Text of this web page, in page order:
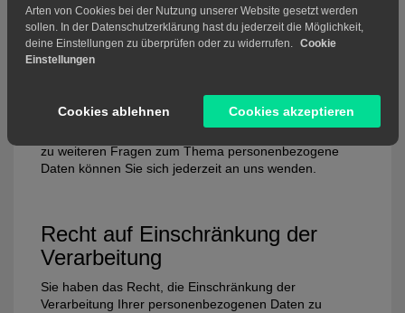
Berichtigung
Sie haben im Rahmen der geltenden gesetzlichen
Bestimmungen jederzeit das Recht auf unentgeltliche
Daten, deren Herkunft und Empfänger und den Zweck
der Datenverarbeitung und ggf. ein Recht auf
zu weiteren Fragen zum Thema personenbezogene
Daten können Sie sich jederzeit an uns wenden.
Recht auf Einschränkung der
Verarbeitung
Sie haben das Recht, die Einschränkung der
Verarbeitung Ihrer personenbezogenen Daten zu
Arten von Cookies bei der Nutzung unserer Website gesetzt werden
sollen. In der Datenschutzerklärung hast du jederzeit die Möglichkeit,
deine Einstellungen zu überprüfen oder zu widerrufen. Cookie
Einstellungen
Cookies ablehnen Cookies akzeptieren